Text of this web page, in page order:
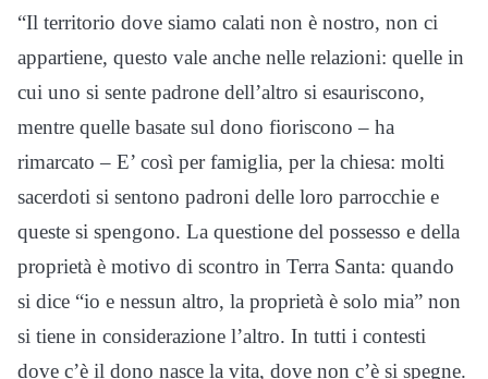
“Il territorio dove siamo calati non è nostro, non ci
appartiene, questo vale anche nelle relazioni: quelle in
cui uno si sente padrone dell’altro si esauriscono,
mentre quelle basate sul dono fioriscono – ha
rimarcato – E’ così per famiglia, per la chiesa: molti
sacerdoti si sentono padroni delle loro parrocchie e
queste si spengono. La questione del possesso e della
proprietà è motivo di scontro in Terra Santa: quando
si dice “io e nessun altro, la proprietà è solo mia” non
si tiene in considerazione l’altro. In tutti i contesti
dove c’è il dono nasce la vita, dove non c’è si spegne.